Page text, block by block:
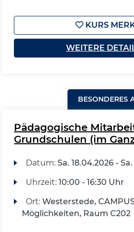
KURS
WEITERE
BESONDERES
Pädagogische
Grundschulen (im
Datum: Sa. 18.04.2026 - Sa.
Uhrzeit: 10:00 - 16:30 Uhr
Ort: Westerstede,
Möglichkeiten, Raum C202